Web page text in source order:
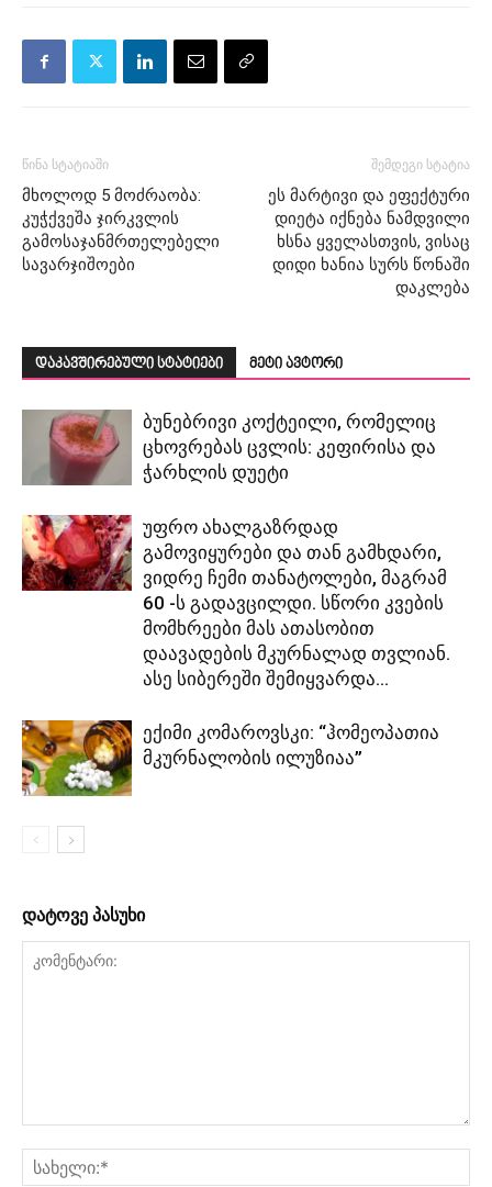
წინა სტატიაში
მხოლოდ 5 მოძრაობა:
კუჭქვეშა ჯირკვლის
გამოსაჯანმრთელებელი
სავარჯიშოები
შემდეგი სტატია
ეს მარტივი და ეფექტური
დიეტა იქნება ნამდვილი
ხსნა ყველასთვის, ვისაც
დიდი ხანია სურს წონაში
დაკლება
დაკავშირებული სტატიები მეტი ავტორი
ბუნებრივი კოქტეილი, რომელიც
ცხოვრებას ცვლის: კეფირისა და
ჭარხლის დუეტი
უფრო ახალგაზრდად
გამოვიყურები და თან გამხდარი,
ვიდრე ჩემი თანატოლები, მაგრამ
60 -ს გადავცილდი. სწორი კვების
მომხრეები მას ათასობით
დაავადების მკურნალად თვლიან.
ასე სიბერეში შემიყვარდა...
ექიმი კომაროვსკი: “ჰომეოპათია
მკურნალობის ილუზიაა”
დატოვე პასუხი